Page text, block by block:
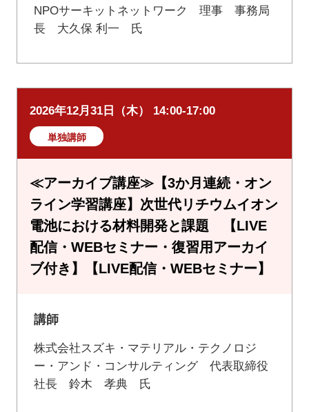
NPOサーキットネットワーク 理事 事務局
長 大久保 利一 氏
2026年12月31日（木） 14:00-17:00
単独講師
≪アーカイブ講座≫【3か月連続・オン
ライン学習講座】次世代リチウムイオン
電池における材料開発と課題 【LIVE
配信・WEBセミナー・復習用アーカイ
ブ付き】【LIVE配信・WEBセミナー】
講師
株式会社スズキ・マテリアル・テクノロジ
ー・アンド・コンサルティング 代表取締役
社長 鈴木 孝典 氏